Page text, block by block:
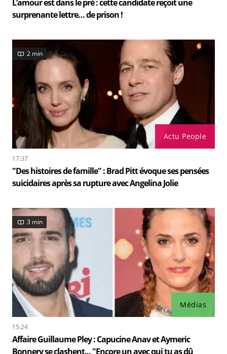
L’amour est dans le pré : cette candidate reçoit une
surprenante lettre… de prison !
Actu People
2 min
17:37
"Des histoires de famille" : Brad Pitt évoque ses pensées
suicidaires après sa rupture avec Angelina Jolie
Médias
3 min
15:24
Affaire Guillaume Pley : Capucine Anav et Aymeric
Bonnery se clashent... "Encore un avec qui tu as dû